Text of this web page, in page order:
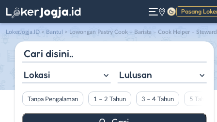
Pasang
Gelap
LokerJogja.ID > Bantul > Lowongan Pastry Cook – Barista – Cook Helper – Steward – Finance – Staff Legal – Helper Mekanik Mobil di Seken Dining
Lokasi Lulusan
Tanpa Pengalaman 1 – 2 Tahun 3 – 4 Tahun 5 Tahun